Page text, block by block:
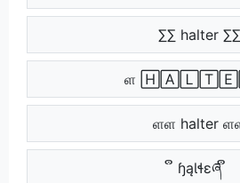
∑∑ halter ∑∑
ள
ளள halter
ຶ ɧąƖɬɛཞ ຶ